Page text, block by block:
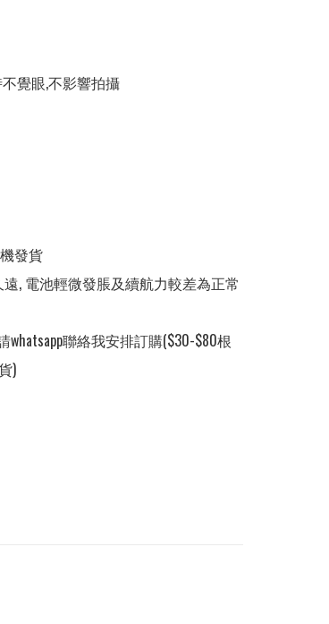
覺眼,不影響拍攝
發貨
遠, 電池輕微發脹及續航力較差為正常
whatsapp聯絡我安排訂購($30-$80根
)